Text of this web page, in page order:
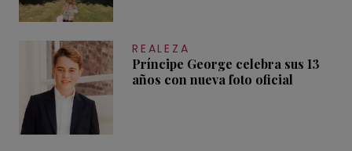
REALEZA
Príncipe George celebra sus 13
años con nueva foto oficial